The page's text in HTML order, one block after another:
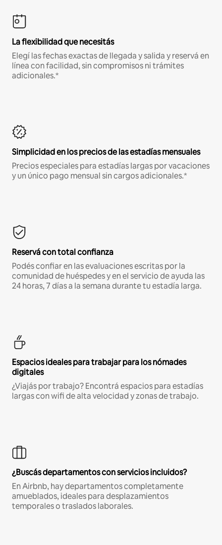
La flexibilidad que necesitás
Elegí las fechas exactas de llegada y salida y reservá en
línea con facilidad, sin compromisos ni trámites
adicionales.*
Simplicidad en los precios de las estadías mensuales
Precios especiales para estadías largas por vacaciones
y un único pago mensual sin cargos adicionales.*
Reservá con total confianza
Podés confiar en las evaluaciones escritas por la
comunidad de huéspedes y en el servicio de ayuda las
24 horas, 7 días a la semana durante tu estadía larga.
Espacios ideales para trabajar para los nómades
digitales
¿Viajás por trabajo? Encontrá espacios para estadías
largas con wifi de alta velocidad y zonas de trabajo.
¿Buscás departamentos con servicios incluidos?
En Airbnb, hay departamentos completamente
amueblados, ideales para desplazamientos
temporales o traslados laborales.